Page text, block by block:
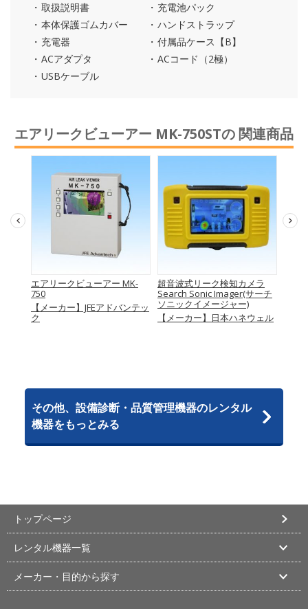
取扱説明書
充電池パック
本体保護ゴムカバー
ハンドストラップ
充電器
付属品ケース【B】
ACアダプタ
ACコード（2極）
USBケーブル
エアリークビューアー MK-750STの 関連商品
エアリークビューアー MK-
750
【メーカー】JFEアドバンテッ
ク
超音波式リーク検知カメラ
Search Sonic Imager(サーチ
ソニックイメージャー)
【メーカー】日本ハネウェル
その他、設備診断・品質管理機器のレンタル
機器をもっとみる
トップページ
レンタル機器一覧
メーカー・目的から探す